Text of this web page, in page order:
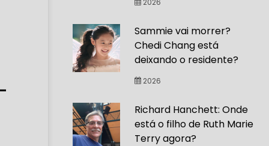
2026
Sammie vai morrer?
Chedi Chang está
deixando o residente?
2026
Richard Hanchett: Onde
está o filho de Ruth Marie
Terry agora?